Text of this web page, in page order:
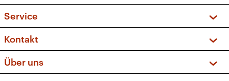
Sendungen und Podcasts
Musikliste
Kakadu – Das Kinderprogramm
Frequenzen (UKW + DAB+)
Service
FAQ
Apps
Newsletter
Kontakt
Social Media
Über uns